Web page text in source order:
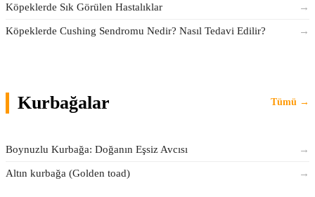
Köpeklerde Sık Görülen Hastalıklar →
Köpeklerde Cushing Sendromu Nedir? Nasıl Tedavi Edilir? →
Kurbağalar Tümü →
Boynuzlu Kurbağa: Doğanın Eşsiz Avcısı →
Altın kurbağa (Golden toad) →